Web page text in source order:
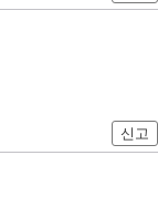
신고